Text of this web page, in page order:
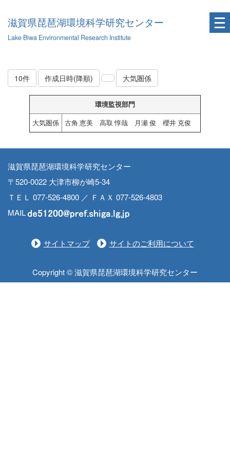
滋賀県琵琶湖環境科学研究センター
Lake Biwa Environmental Research Institute
10件 作成日時(降順) 大気圏係
環境監視部門
大気圏係
古角 恵美 高取 惇哉 月瀬 俊 櫻井 克俊
滋賀県琵琶湖環境科学研究センター
〒520-0022 大津市柳が崎5-34
ＴＥＬ 077-526-4800 ／ ＦＡＸ 077-526-4803
MAIL
サイトマップ サイトのご利用について
Copyright © 滋賀県琵琶湖環境科学研究センター